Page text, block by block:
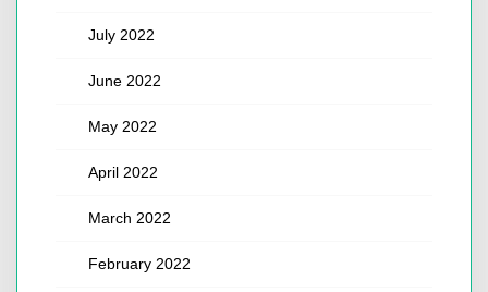
July 2022
June 2022
May 2022
April 2022
March 2022
February 2022